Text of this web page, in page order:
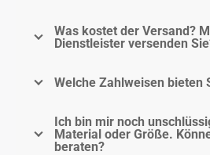
Was kostet der Versand?
Dienstleister versenden
Welche Zahlweisen bieten
Ich bin mir noch
Material oder Größe.
beraten?